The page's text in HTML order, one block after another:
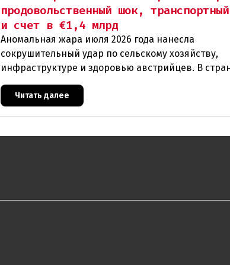
продовольственный шок,
и счет в €1,4 млрд
Аномальная жара июля 2026 года нанесла
сокрушительный удар по сельскому хозяйству,
инфраструктуре и здоровью австрийцев. В
фиксируются исторические температурные
массовая гибель урож
Читать далее